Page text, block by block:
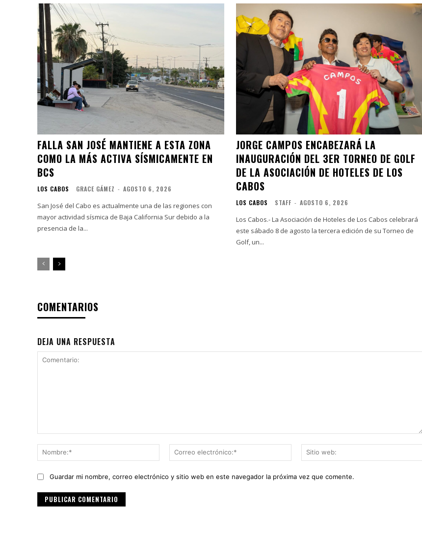
FALLA SAN JOSÉ MANTIENE A ESTA ZONA
COMO LA MÁS ACTIVA SÍSMICAMENTE EN
BCS
LOS CABOS GRACE GÁMEZ - AGOSTO 6, 2026
San José del Cabo es actualmente una de las regiones con
mayor actividad sísmica de Baja California Sur debido a la
presencia de la...
JORGE CAMPOS ENCABEZARÁ LA
INAUGURACIÓN DEL 3ER TORNEO DE GOLF
DE LA ASOCIACIÓN DE HOTELES DE LOS
CABOS
LOS CABOS STAFF - AGOSTO 6, 2026
Los Cabos.- La Asociación de Hoteles de Los Cabos celebrará
este sábado 8 de agosto la tercera edición de su Torneo de
Golf, un...
COMENTARIOS
DEJA UNA RESPUESTA
Nombre:*
Correo
electrónico:*
Guardar mi nombre, correo electrónico y sitio web en este navegador la próxima vez que comente.